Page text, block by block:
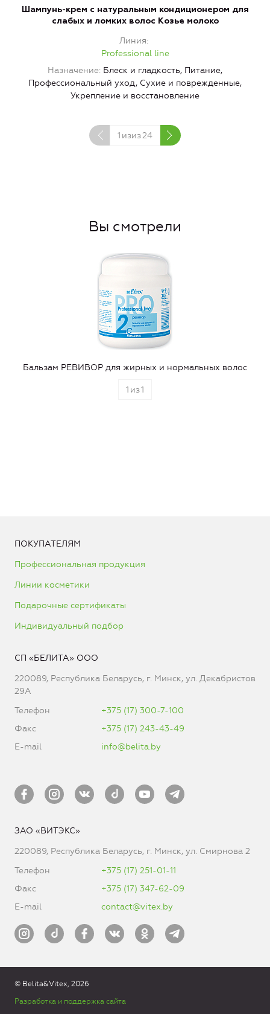
Шампунь-крем с натуральным кондиционером для
слабых и ломких волос Козье молоко
Линия
Professional line
Назначение Блеск и гладкость, Питание,
Профессиональный уход, Сухие и поврежденные,
Укрепление и восстановление
1 изиз24
Вы смотрели
Бальзам РЕВИВОР для жирных и нормальных волос
1 из1
ПОКУПАТЕЛЯМ
Профессиональная продукция
Линии косметики
Подарочные сертификаты
Индивидуальный подбор
СП «БЕЛИТА» ООО
220089, Республика Беларусь, г. Минск, ул. Декабристов
29А
Телефон
+375 (17) 300-7-100
Факс
+375 (17) 243-43-49
E-mail
info@belita.by
ЗАО «ВИТЭКС»
220089, Республика Беларусь, г. Минск, ул. Смирнова 2
Телефон
+375 (17) 251-01-11
Факс
+375 (17) 347-62-09
E-mail
contact@vitex.by
© Belita&Vitex, 2026
Разработка и поддержка сайта